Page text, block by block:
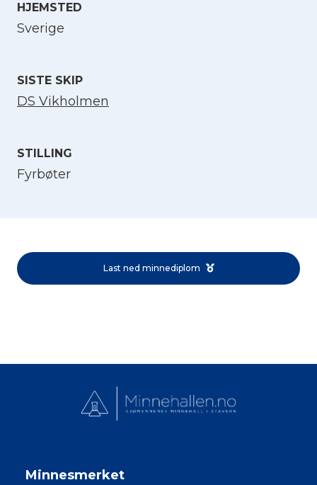
HJEMSTED
Sverige
SISTE SKIP
DS Vikholmen
STILLING
Fyrbøter
Last ned minnediplom
Minnesmerket
Norsk bokmål